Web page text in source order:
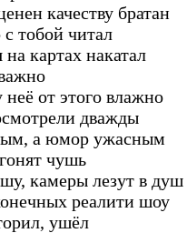
качеству братан
тобой читал
картах накатал
неё от этого влажно
дважды
а юмор ужасным
чушь
камеры лезут в душ
реалити шоу
ушёл